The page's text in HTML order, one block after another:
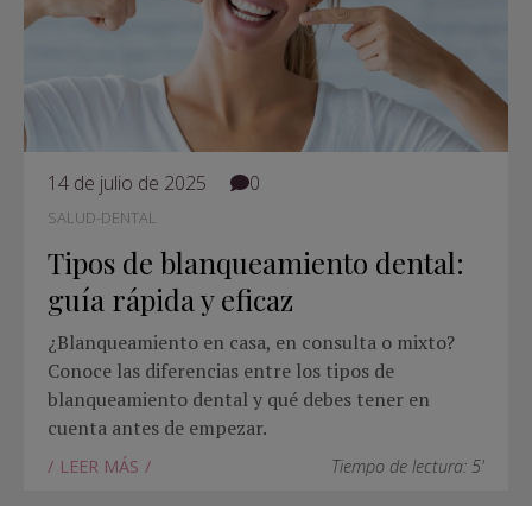
14 de julio de 2025 0
SALUD-DENTAL
Tipos de blanqueamiento dental:
guía rápida y eficaz
¿Blanqueamiento en casa, en consulta o mixto?
Conoce las diferencias entre los tipos de
blanqueamiento dental y qué debes tener en
cuenta antes de empezar.
LEER MÁS Tiempo de lectura: 5'